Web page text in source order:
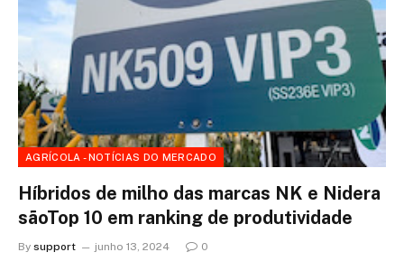
AGRÍCOLA - NOTÍCIAS DO MERCADO
Híbridos de milho das marcas NK e Nidera
sãoTop 10 em ranking de produtividade
By support junho 13, 2024 0